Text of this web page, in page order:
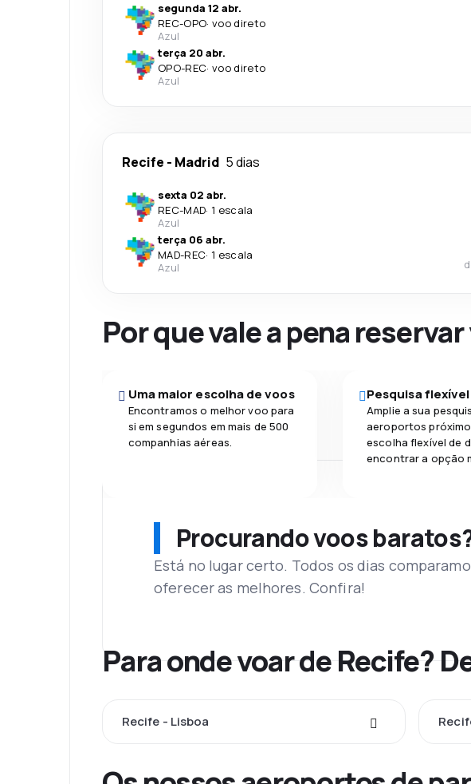
segunda 12 abr.
REC-OPO· voo direto
Azul
terça 20 abr.
OPO-REC· voo direto
Azul
Recife - Madrid 5 dias
sexta 02 abr.
REC-MAD· 1 escala
Azul
terça 06 abr.
MAD-REC· 1 escala
Azul
Por que vale a pena
Uma maior escolha de voos
Encontramos o melhor voo para
si em segundos em mais de 500
companhias aéreas.
Pesquisa flexível
Amplie a sua
aeroportos
escolha flexível de
encontrar a opção
Procurando voos
Está no lugar certo. Todos os dias
oferecer as melhores. Confira!
Para onde voar de Recife?
Recife - Lisboa